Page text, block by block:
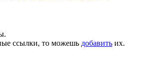
ссылки, то можешь добавить их.